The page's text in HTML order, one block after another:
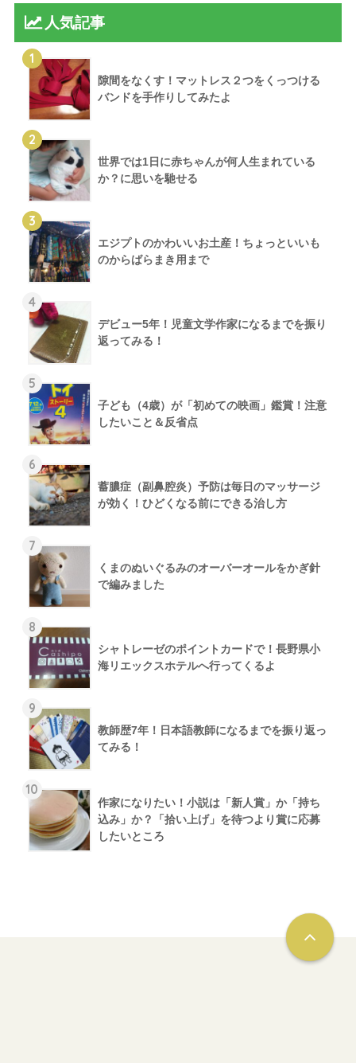
人気記事
1
隙間をなくす！マットレス２つをくっつける
バンドを手作りしてみたよ
2
世界では1日に赤ちゃんが何人生まれている
か？に思いを馳せる
3
エジプトのかわいいお土産！ちょっといいも
のからばらまき用まで
4
デビュー5年！児童文学作家になるまでを振り
返ってみる！
5
子ども（4歳）が「初めての映画」鑑賞！注意
したいこと＆反省点
6
蓄膿症（副鼻腔炎）予防は毎日のマッサージ
が効く！ひどくなる前にできる治し方
7
くまのぬいぐるみのオーバーオールをかぎ針
で編みました
8
シャトレーゼのポイントカードで！長野県小
海リエックスホテルへ行ってくるよ
9
教師歴7年！日本語教師になるまでを振り返っ
てみる！
10
作家になりたい！小説は「新人賞」か「持ち
込み」か？「拾い上げ」を待つより賞に応募
したいところ